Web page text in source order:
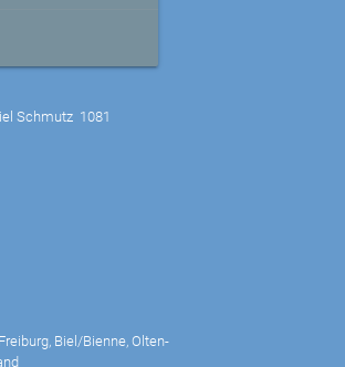
Schmutz 1081
Biel/Bienne, Olten-